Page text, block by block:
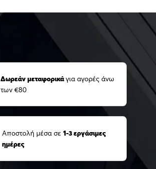
Δωρεάν μεταφορικάγια αγορές άνω
των €80
Αποστολή μέσα σε 1-3 εργάσιμες
ημέρες